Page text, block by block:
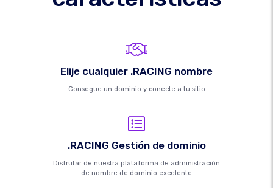
Elije cualquier .RACING nombre
Consegue un dominio y conecte a tu sitio
.RACING Gestión de dominio
Disfrutar de nuestra plataforma de administración
de nombre de dominio excelente